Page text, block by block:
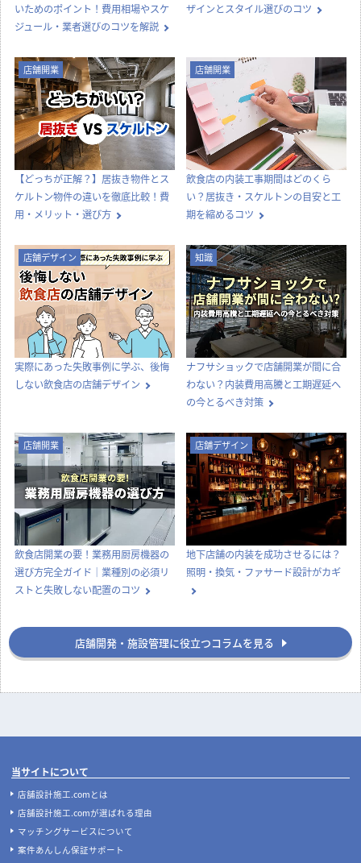
いためのポイント！費用相場やスケ
ジュール・業者選びのコツを解説
ザインとスタイル選びのコツ
店舗開業
【どっちが正解？】居抜き物件とス
ケルトン物件の違いを徹底比較！費
用・メリット・選び方
店舗開業
飲食店の内装工事期間はどのくら
い？居抜き・スケルトンの目安と工
期を縮めるコツ
店舗デザイン
実際にあった失敗事例に学ぶ、後悔
しない飲食店の店舗デザイン
知識
ナフサショックで店舗開業が間に合
わない？内装費用高騰と工期遅延へ
の今とるべき対策
店舗開業
飲食店開業の要！業務用厨房機器の
選び方完全ガイド｜業種別の必須リ
ストと失敗しない配置のコツ
店舗デザイン
地下店舗の内装を成功させるには？
照明・換気・ファサード設計がカギ
店舗開発・施設管理に役立つコラムを見る
当サイトについて
店舗設計施工.comとは
店舗設計施工.comが選ばれる理由
マッチングサービスについて
案件あんしん保証サポート